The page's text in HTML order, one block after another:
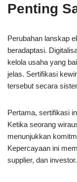
Penting
Perubahan lanskap
beradaptasi.
kelola usaha yang
jelas. Sertifikasi
tersebut secara
Pertama, sertifikasi
Ketika seorang
menunjukkan
Kepercayaan ini
supplier, dan investor.